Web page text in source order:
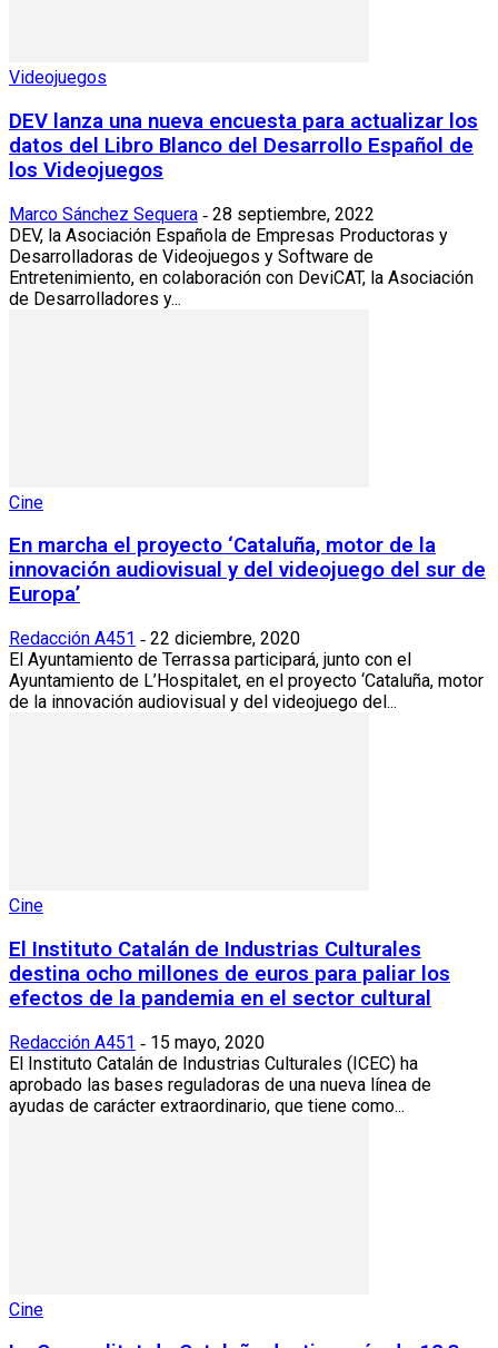
Videojuegos
DEV lanza una nueva encuesta para actualizar los
datos del Libro Blanco del Desarrollo Español de
los Videojuegos
Marco Sánchez Sequera - 28 septiembre, 2022
DEV, la Asociación Española de Empresas Productoras y
Desarrolladoras de Videojuegos y Software de
Entretenimiento, en colaboración con DeviCAT, la Asociación
de Desarrolladores y...
Cine
En marcha el proyecto ‘Cataluña, motor de la
innovación audiovisual y del videojuego del sur de
Europa’
Redacción A451 - 22 diciembre, 2020
El Ayuntamiento de Terrassa participará, junto con el
Ayuntamiento de L’Hospitalet, en el proyecto ‘Cataluña, motor
de la innovación audiovisual y del videojuego del...
Cine
El Instituto Catalán de Industrias Culturales
destina ocho millones de euros para paliar los
efectos de la pandemia en el sector cultural
Redacción A451 - 15 mayo, 2020
El Instituto Catalán de Industrias Culturales (ICEC) ha
aprobado las bases reguladoras de una nueva línea de
ayudas de carácter extraordinario, que tiene como...
Cine